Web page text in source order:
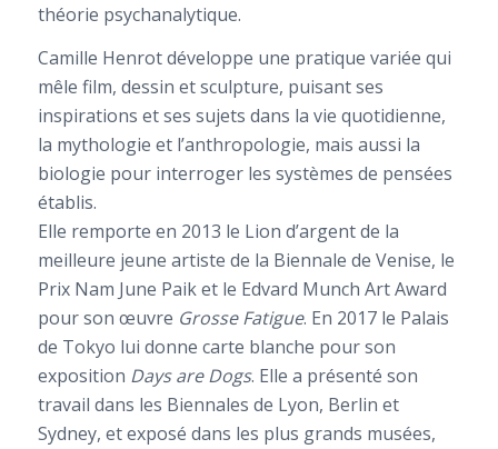
théorie psychanalytique.
Camille Henrot développe une pratique variée qui
mêle film, dessin et sculpture, puisant ses
inspirations et ses sujets dans la vie quotidienne,
la mythologie et l’anthropologie, mais aussi la
biologie pour interroger les systèmes de pensées
établis.
Elle remporte en 2013 le Lion d’argent de la
meilleure jeune artiste de la Biennale de Venise, le
Prix Nam June Paik et le Edvard Munch Art Award
pour son œuvre Grosse Fatigue. En 2017 le Palais
de Tokyo lui donne carte blanche pour son
exposition Days are Dogs. Elle a présenté son
travail dans les Biennales de Lyon, Berlin et
Sydney, et exposé dans les plus grands musées,